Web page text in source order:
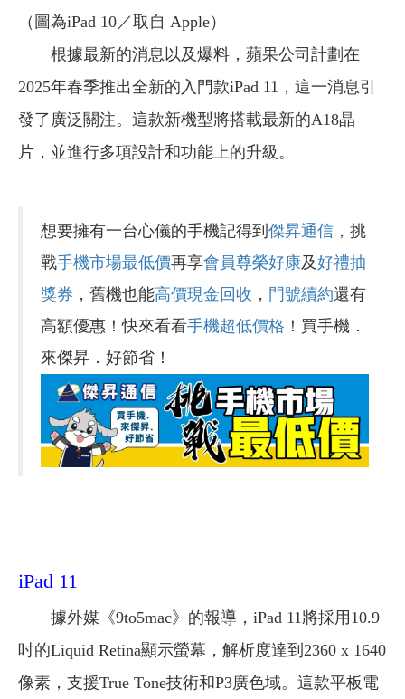
（圖為iPad 10 ／取自 Apple）
根據最新的消息以及爆料，蘋果公司計劃在
2025年春季推出全新的入門款iPad 11，這一消息引
發了廣泛關注。這款新機型將搭載最新的A18晶
片，並進行多項設計和功能上的升級。
想要擁有一台心儀的手機記得到傑昇通信 ，挑
戰手機市場最低價再享會員尊榮好康及好禮抽
獎券 ，舊機也能高價現金回收 ， 門號續約還有
高額優惠！快來看看手機超低價格 ！買手機．
來傑昇．好節省！
iPad 11
據外媒《9to5mac》的報導，iPad 11將採用10.9
吋的Liquid Retina顯示螢幕，解析度達到2360 x 1640
像素，支援True Tone技術和P3廣色域。這款平板電